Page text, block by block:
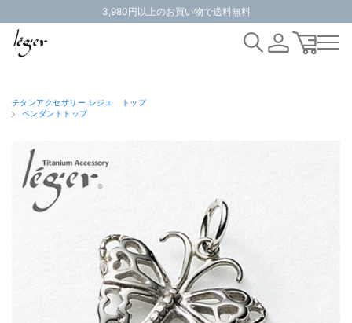
3,980円以上のお買い物で送料無料
チタンアクセサリー レジエ トップ
ペンダントトップ